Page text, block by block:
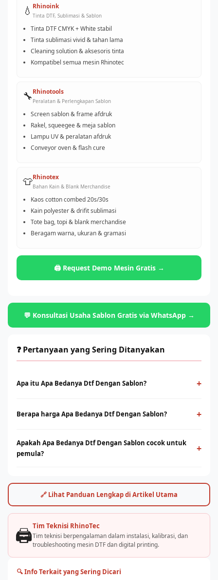
💧 Rhinoink
Tinta DTF, Sublimasi & Sablon
Tinta DTF CMYK + White stabil
Tinta sublimasi vivid & tahan lama
Cleaning solution & aksesoris tinta
Kompatibel semua mesin Rhinotec
🔧Rhinotools
Peralatan & Perlengkapan Sablon
Screen sablon & frame afdruk
Rakel, squeegee & meja sablon
Lampu UV & peralatan afdruk
Conveyor oven & flash cure
👕Rhinotex
Bahan Kain & Blank Merchandise
Kaos cotton combed 20s/30s
Kain polyester & drifit sublimasi
Tote bag, topi & blank merchandise
Beragam warna, ukuran & gramasi
🖨️ Request Demo Mesin Gratis →
💬 Konsultasi Usaha Sablon Gratis via WhatsApp →
❓ Pertanyaan yang Sering Ditanyakan
Apa itu Apa Bedanya Dtf Dengan Sablon? +
yang menggunakan film PET sebagai media transfer ke
Berapa harga Apa Bedanya Dtf Dengan Sablon? +
ukuran print head dan kapasitas produksi. Hubungi tim
RhinoCare untuk mendapatkan penawaran terbaik dan simulasi
Apakah Apa Bedanya Dtf Dengan Sablon cocok untuk
pemula?
+
dengan pelatihan yang tepat. Rhino Indonesia menyediakan
training dan pendampingan after-sales agar bisnis sablon Anda
🔗 Lihat Panduan Lengkap di Artikel Utama
🖨️Tim Teknisi RhinoTec
Tim teknisi berpengalaman dalam instalasi, kalibrasi, dan
troubleshooting mesin DTF dan digital printing.
🔍 Info Terkait yang Sering Dicari